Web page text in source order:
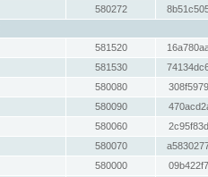
580272
581520
581530
580080
580090
580060
580070
580000